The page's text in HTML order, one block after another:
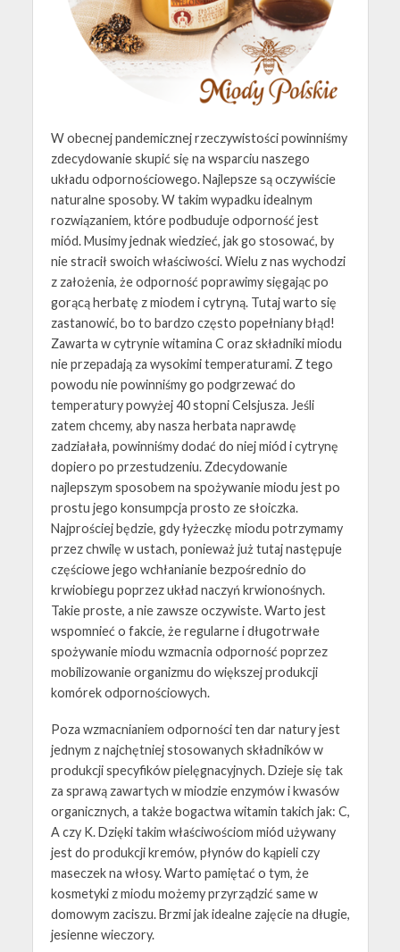
W obecnej pandemicznej rzeczywistości powinniśmy
zdecydowanie skupić się na wsparciu naszego
układu odpornościowego. Najlepsze są oczywiście
naturalne sposoby. W takim wypadku idealnym
rozwiązaniem, które podbuduje odporność jest
miód. Musimy jednak wiedzieć, jak go stosować, by
nie stracił swoich właściwości. Wielu z nas wychodzi
z założenia, że odporność poprawimy sięgając po
gorącą herbatę z miodem i cytryną. Tutaj warto się
zastanowić, bo to bardzo często popełniany błąd!
Zawarta w cytrynie witamina C oraz składniki miodu
nie przepadają za wysokimi temperaturami. Z tego
powodu nie powinniśmy go podgrzewać do
temperatury powyżej 40 stopni Celsjusza. Jeśli
zatem chcemy, aby nasza herbata naprawdę
zadziałała, powinniśmy dodać do niej miód i cytrynę
dopiero po przestudzeniu. Zdecydowanie
najlepszym sposobem na spożywanie miodu jest po
prostu jego konsumpcja prosto ze słoiczka.
Najprościej będzie, gdy łyżeczkę miodu potrzymamy
przez chwilę w ustach, ponieważ już tutaj następuje
częściowe jego wchłanianie bezpośrednio do
krwiobiegu poprzez układ naczyń krwionośnych.
Takie proste, a nie zawsze oczywiste. Warto jest
wspomnieć o fakcie, że regularne i długotrwałe
spożywanie miodu wzmacnia odporność poprzez
mobilizowanie organizmu do większej produkcji
komórek odpornościowych.
Poza wzmacnianiem odporności ten dar natury jest
jednym z najchętniej stosowanych składników w
produkcji specyfików pielęgnacyjnych. Dzieje się tak
za sprawą zawartych w miodzie enzymów i kwasów
organicznych, a także bogactwa witamin takich jak: C,
A czy K. Dzięki takim właściwościom miód używany
jest do produkcji kremów, płynów do kąpieli czy
maseczek na włosy. Warto pamiętać o tym, że
kosmetyki z miodu możemy przyrządzić same w
domowym zaciszu. Brzmi jak idealne zajęcie na długie,
jesienne wieczory.